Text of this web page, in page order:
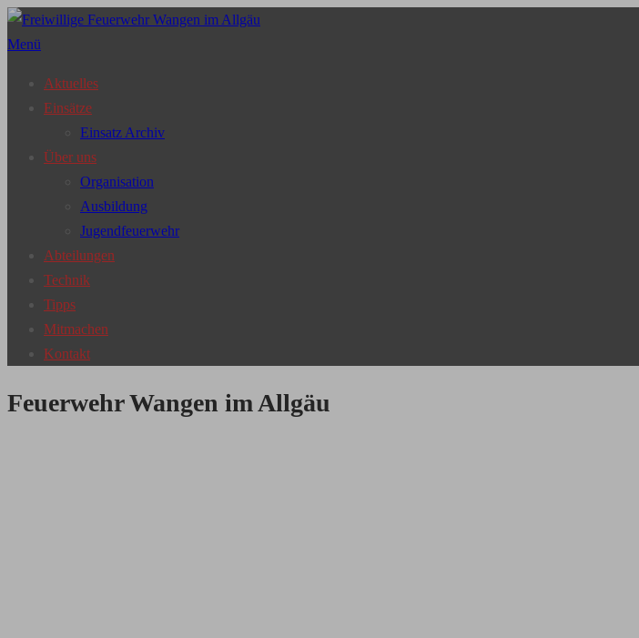
Zum
Inhalt
Menü
Aktuelles
Einsätze
Einsatz Archiv
Über uns
Organisation
Ausbildung
Jugendfeuerwehr
Abteilungen
Technik
Tipps
Mitmachen
Kontakt
Feuerwehr Wangen im Allgäu